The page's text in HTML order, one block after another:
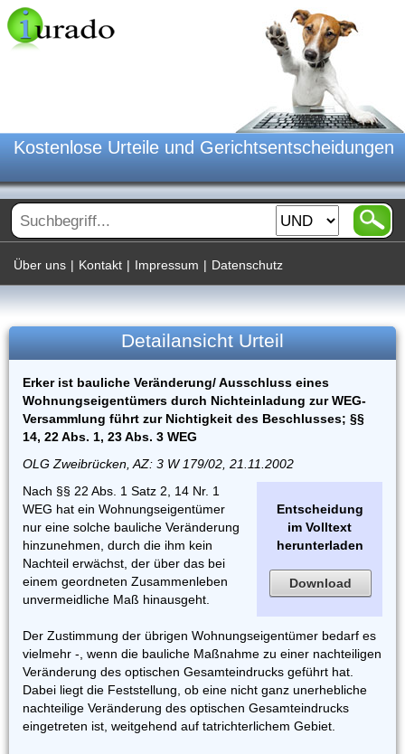
Kostenlose Urteile und Gerichtsentscheidungen
Über uns | Kontakt | Impressum | Datenschutz
Detailansicht Urteil
Erker ist bauliche Veränderung/ Ausschluss eines
Wohnungseigentümers durch Nichteinladung zur WEG-
Versammlung führt zur Nichtigkeit des Beschlusses; §§
14, 22 Abs. 1, 23 Abs. 3 WEG
OLG Zweibrücken, AZ: 3 W 179/02, 21.11.2002
Entscheidung
im Volltext
herunterladen
Download
Nach §§ 22 Abs. 1 Satz 2, 14 Nr. 1
WEG hat ein Wohnungseigentümer
nur eine solche bauliche Veränderung
hinzunehmen, durch die ihm kein
Nachteil erwächst, der über das bei
einem geordneten Zusammenleben
unvermeidliche Maß hinausgeht.
Der Zustimmung der übrigen Wohnungseigentümer bedarf es
vielmehr -, wenn die bauliche Maßnahme zu einer nachteiligen
Veränderung des optischen Gesamteindrucks geführt hat.
Dabei liegt die Feststellung, ob eine nicht ganz unerhebliche
nachteilige Veränderung des optischen Gesamteindrucks
eingetreten ist, weitgehend auf tatrichterlichem Gebiet.